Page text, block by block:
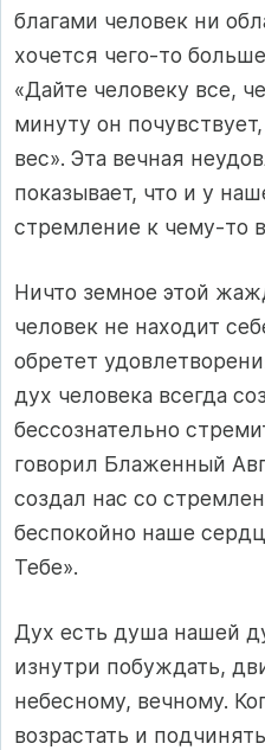
благами человек ни
хочется чего-то
«Дайте человеку все,
минуту он
вес». Эта вечная
показывает, что и у
стремление к чему-то
Ничто земное этой
человек не находит
обретет
дух человека всегда
бессознательно
говорил Блаженный
создал нас со
беспокойно наше
Тебе».
Дух есть душа нашей
изнутри побуждать,
небесному, вечному.
возрастать и